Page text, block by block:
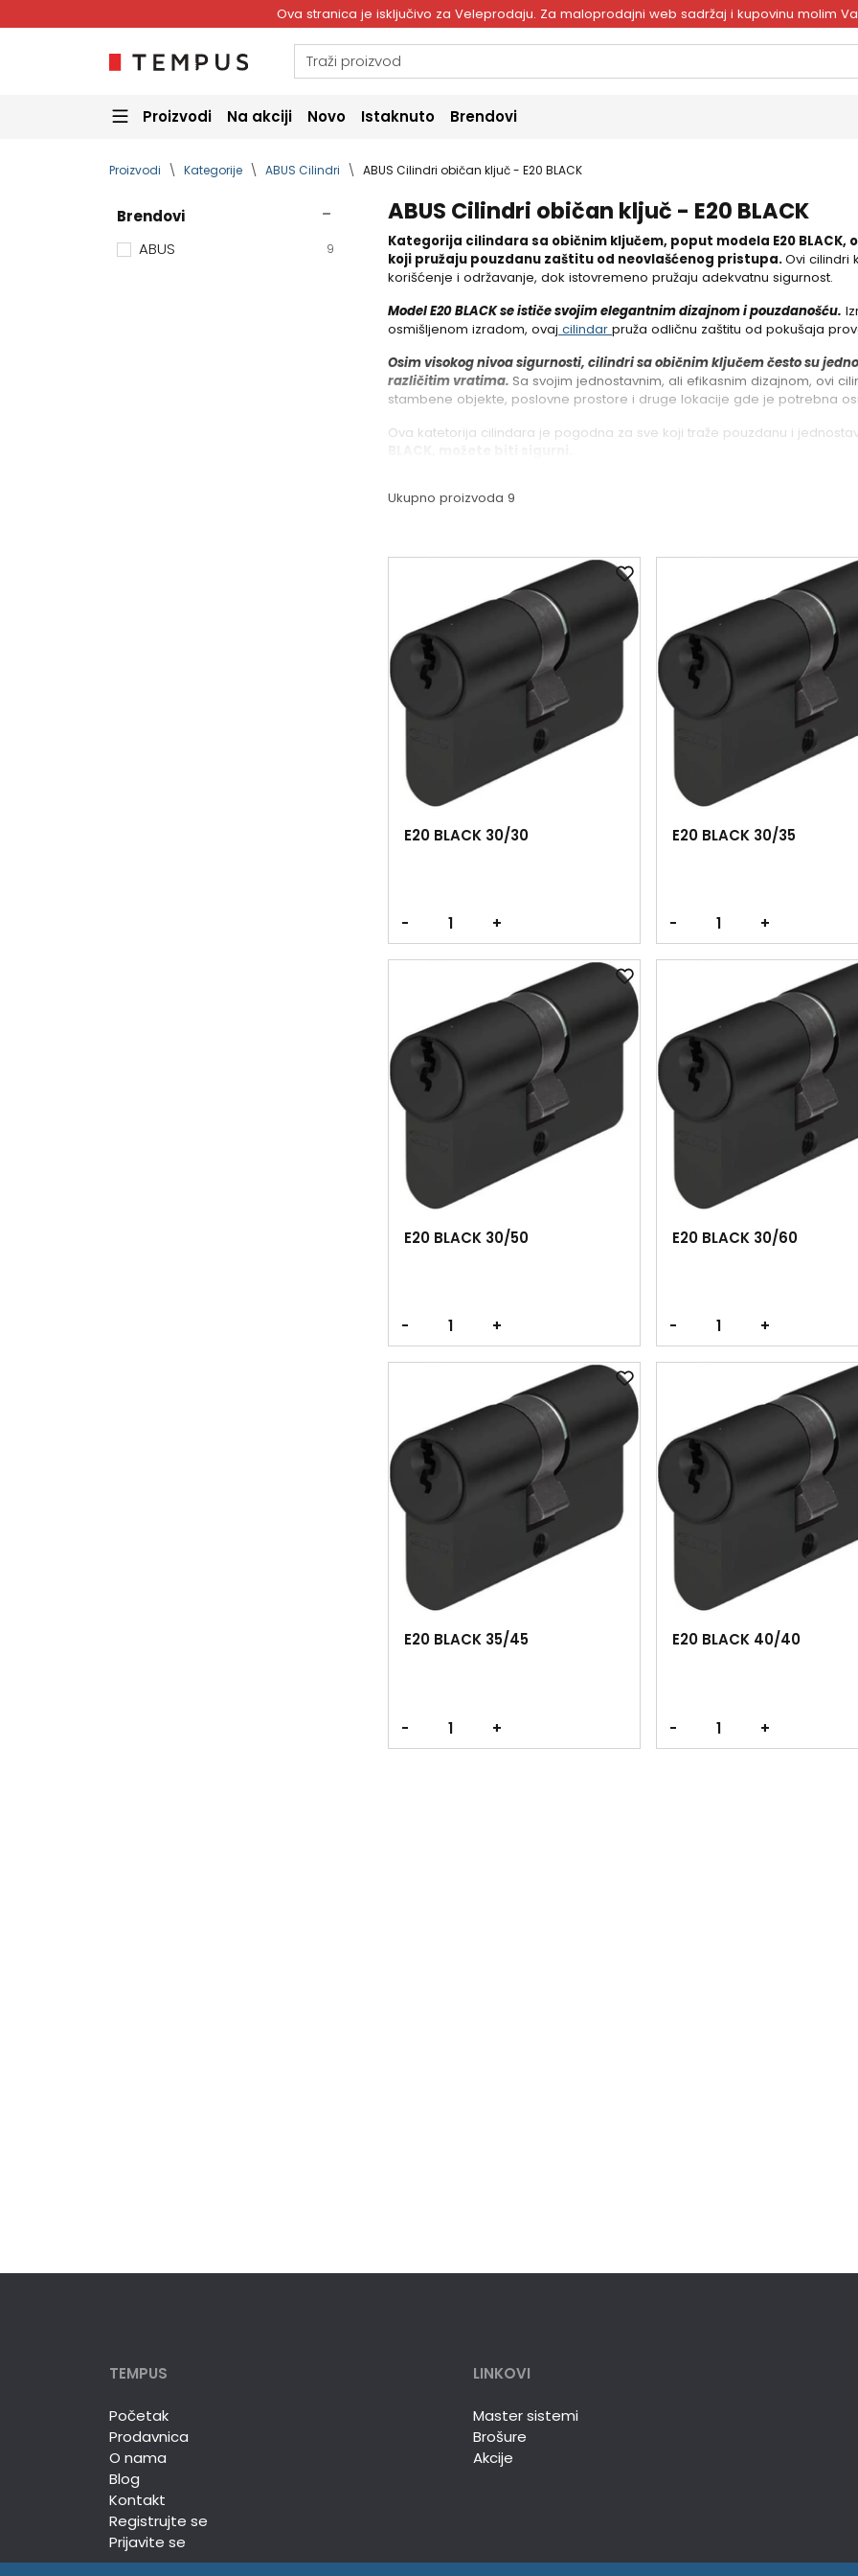
Ova stranica je isključivo za Veleprodaju. Za maloprodajni web sadržaj i kupovinu molim
Proizvodi Na akciji Novo Istaknuto Brendovi
Proizvodi Kategorije ABUS Cilindri ABUS Cilindri običan ključ - E20 BLACK
Brendovi
ABUS
9
ABUS Cilindri običan ključ - E20 BLACK
Kategorija cilindara sa običnim ključem, poput modela E20
koji pružaju pouzdanu zaštitu od neovlašćenog pristupa.Ovi cilindri
korišćenje i održavanje, dok istovremeno pružaju adekvatnu sigurnost.
Model E20 BLACK se ističe svojim elegantnim dizajnom i pouzdanošću.
osmišljenom izradom, ovaj cilindar pruža odličnu zaštitu od pokušaja
Osim visokog nivoa sigurnosti, cilindri sa običnim ključem često su
različitim vratima. Sa svojim jednostavnim, ali efikasnim dizajnom, ovi
stambene objekte, poslovne prostore i druge lokacije gde je potrebna
Ova katetorija cilindara je pogodna za sve koji traže pouzdanu i
Ukupno proizvoda 9
E20 BLACK 30/30
- +
E20 BLACK 30/35
- +
E20 BLACK 30/50
- +
E20 BLACK 30/60
- +
E20 BLACK 35/45
- +
E20 BLACK 40/40
- +
TEMPUS
Početak
Prodavnica
O nama
Blog
Kontakt
Registrujte se
Prijavite se
LINKOVI
Master sistemi
Brošure
Akcije